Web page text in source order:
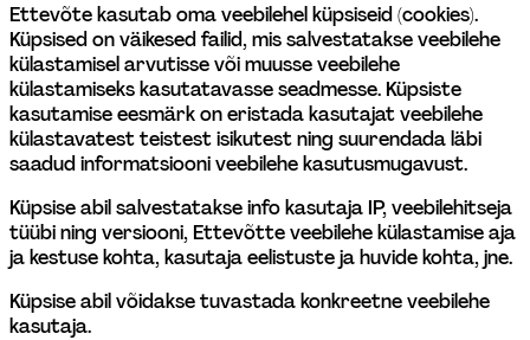
Ettevõte kasutab oma veebilehel küpsiseid (cookies).
Küpsised on väikesed failid, mis salvestatakse veebilehe
külastamisel arvutisse või muusse veebilehe
külastamiseks kasutatavasse seadmesse. Küpsiste
kasutamise eesmärk on eristada kasutajat veebilehe
külastavatest teistest isikutest ning suurendada läbi
saadud informatsiooni veebilehe kasutusmugavust.
Küpsise abil salvestatakse info kasutaja IP, veebilehitseja
tüübi ning versiooni, Ettevõtte veebilehe külastamise aja
ja kestuse kohta, kasutaja eelistuste ja huvide kohta, jne.
Küpsise abil võidakse tuvastada konkreetne veebilehe
kasutaja.